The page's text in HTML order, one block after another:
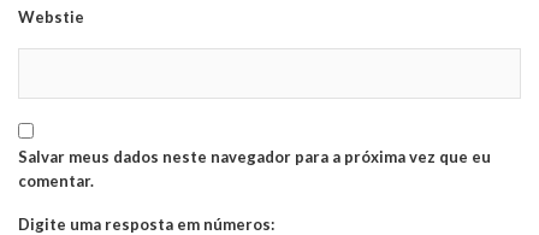
Webstie
Salvar meus dados neste navegador para a próxima vez que eu
comentar.
Digite uma resposta em números: